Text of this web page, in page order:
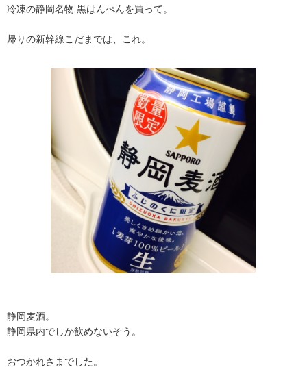
冷凍の静岡名物 黒はんぺんを買って。
帰りの新幹線こだまでは、これ。
静岡麦酒。
静岡県内でしか飲めないそう。
おつかれさまでした。